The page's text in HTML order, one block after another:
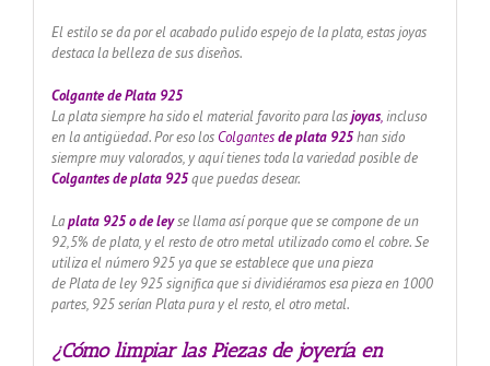
El estilo se da por el acabado pulido espejo de la plata, estas joyas
destaca la belleza de sus diseños.
Colgante de Plata 925
La plata siempre ha sido el material favorito para lasjoyas,incluso
en la antigüedad. Por eso losColgantesde plata 925han sido
siempre muy valorados, y aquí tienes toda la variedad posible de
Colgantes de plata 925que puedas desear.
Laplata 925 o de leyse llama así porque que se compone de un
92,5% de plata, y el resto de otro metal utilizado como el cobre. Se
utiliza el número 925 ya que se establece que una pieza
de Plata de ley 925 significa que si dividiéramos esa pieza en 1000
partes, 925 serían Plata pura y el resto, el otro metal.
¿Cómo limpiar las Piezas de joyería en